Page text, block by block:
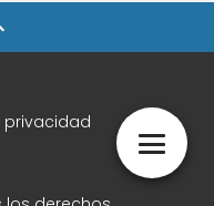
privacidad